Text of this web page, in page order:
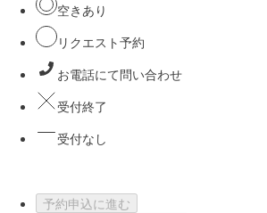
空きあり
リクエスト予約
お電話にて問い合わせ
受付終了
受付なし
予約申込に進む